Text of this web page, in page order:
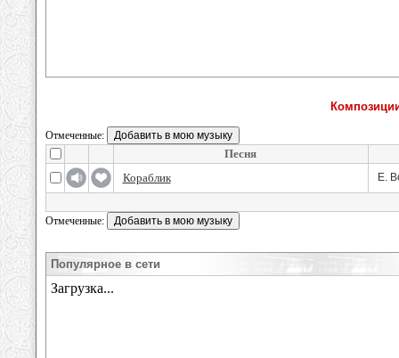
Отмеченные:
Песня
Кораблик
Е.
Отмеченные:
Популярное в сети